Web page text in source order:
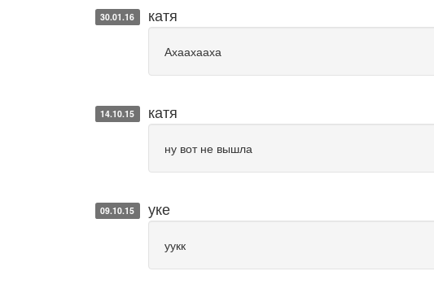
30.01.16 катя
Ахаахааха
14.10.15 катя
ну вот не вышла
09.10.15 уке
уукк